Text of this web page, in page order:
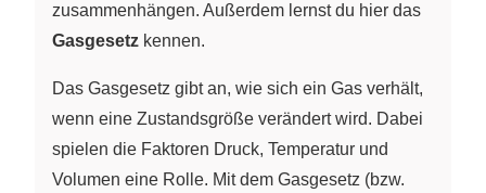
zusammenhängen. Außerdem lernst du hier das
Gasgesetz kennen.
Das Gasgesetz gibt an, wie sich ein Gas verhält,
wenn eine Zustandsgröße verändert wird. Dabei
spielen die Faktoren Druck, Temperatur und
Volumen eine Rolle. Mit dem Gasgesetz (bzw.